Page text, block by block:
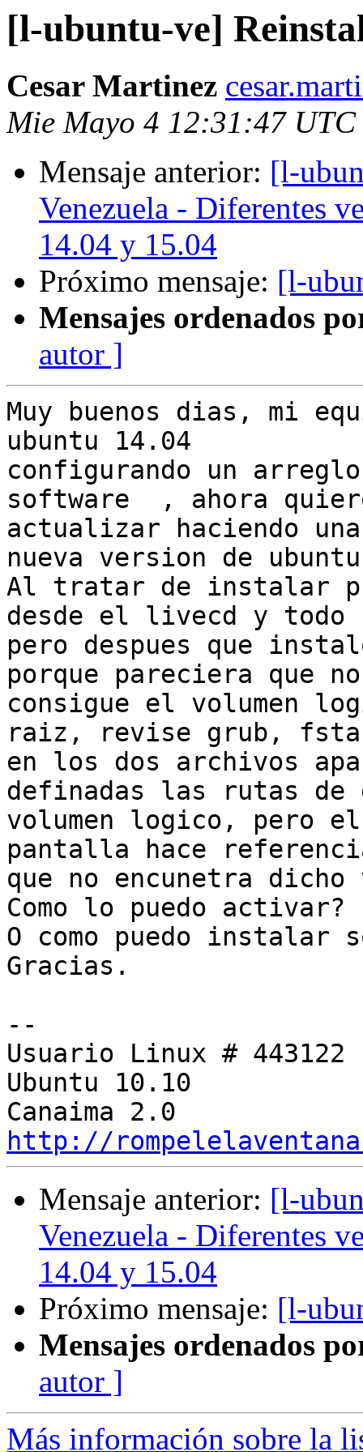
[l-ubuntu-ve]
Cesar Martinez
Mie Mayo 4 12:31:47 UTC
Mensaje anterior: [l-
Venezuela - Diferentes
14.04 y 15.04
Próximo mensaje: [l-
Mensajes ordenados
autor ]
Muy buenos dias, mi
ubuntu 14.04
configurando un
software  , ahora
actualizar haciendo
nueva version de
Al tratar de instalar
desde el livecd y todo
pero despues que
porque pareciera que no
consigue el volumen
raiz, revise grub,
en los dos archivos
definadas las rutas de
volumen logico, pero
pantalla hace
que no encunetra dicho
Como lo puedo activar?
O como puedo instalar
Gracias.
--
Usuario Linux # 443122
Ubuntu 10.10
http://
Mensaje anterior: [l-
Venezuela - Diferentes
14.04 y 15.04
Próximo mensaje: [l-
Mensajes ordenados
autor ]
Más información sobre la